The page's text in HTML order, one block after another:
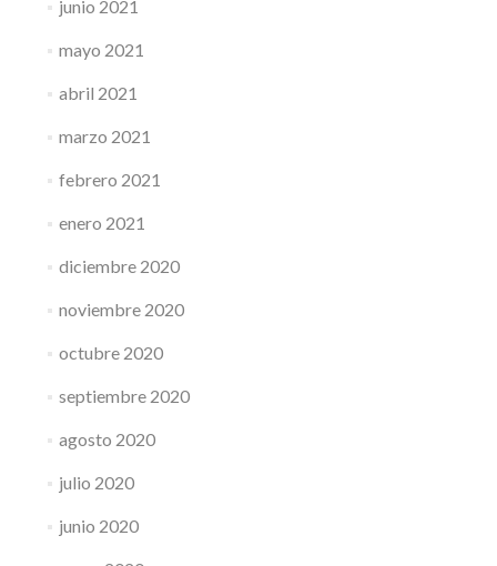
junio 2021
mayo 2021
abril 2021
marzo 2021
febrero 2021
enero 2021
diciembre 2020
noviembre 2020
octubre 2020
septiembre 2020
agosto 2020
julio 2020
junio 2020